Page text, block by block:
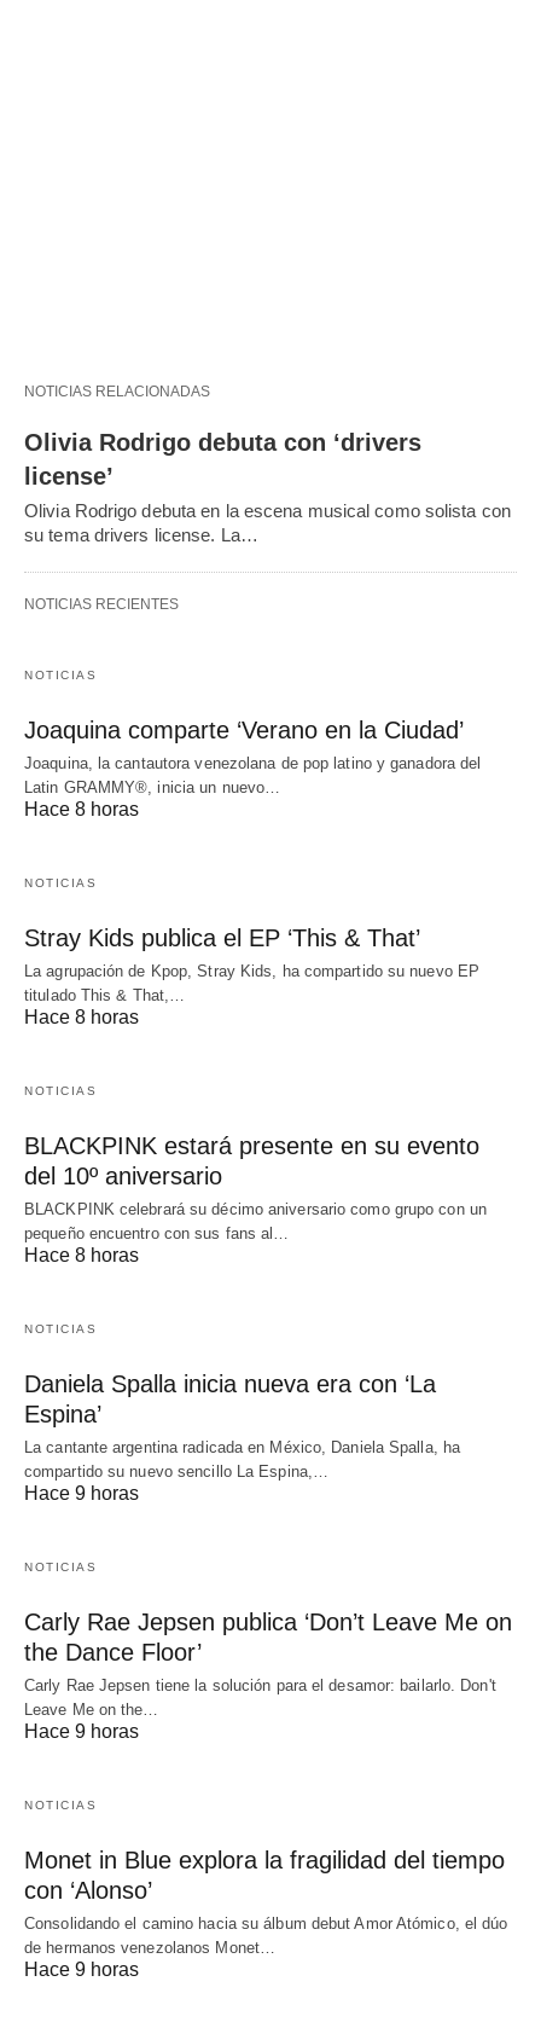
NOTICIAS RELACIONADAS
Olivia Rodrigo debuta con ‘drivers
license’
Olivia Rodrigo debuta en la escena musical como solista con
su tema drivers license. La…
NOTICIAS RECIENTES
NOTICIAS
Joaquina comparte ‘Verano en la Ciudad’
Joaquina, la cantautora venezolana de pop latino y ganadora del
Latin GRAMMY®, inicia un nuevo…
Hace 8 horas
NOTICIAS
Stray Kids publica el EP ‘This & That’
La agrupación de Kpop, Stray Kids, ha compartido su nuevo EP
titulado This & That,…
Hace 8 horas
NOTICIAS
BLACKPINK estará presente en su evento
del 10º aniversario
BLACKPINK celebrará su décimo aniversario como grupo con un
pequeño encuentro con sus fans al…
Hace 8 horas
NOTICIAS
Daniela Spalla inicia nueva era con ‘La
Espina’
La cantante argentina radicada en México, Daniela Spalla, ha
compartido su nuevo sencillo La Espina,…
Hace 9 horas
NOTICIAS
Carly Rae Jepsen publica ‘Don’t Leave Me on
the Dance Floor’
Carly Rae Jepsen tiene la solución para el desamor: bailarlo. Don't
Leave Me on the…
Hace 9 horas
NOTICIAS
Monet in Blue explora la fragilidad del tiempo
con ‘Alonso’
Consolidando el camino hacia su álbum debut Amor Atómico, el dúo
de hermanos venezolanos Monet…
Hace 9 horas